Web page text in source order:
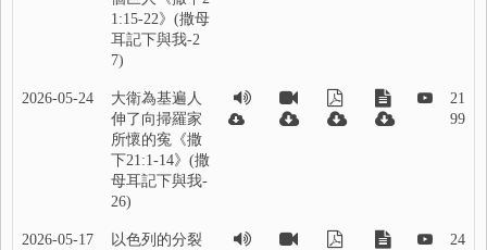
1:15-22》(撒母
耳記下與我-2
7)
2026-05-24
大衛為基遍人
伸了向掃羅家
所懷的寃《撒
下21:1-14》(撒
母耳記下與我-
26)
21
99
2026-05-17
以色列的分裂
24